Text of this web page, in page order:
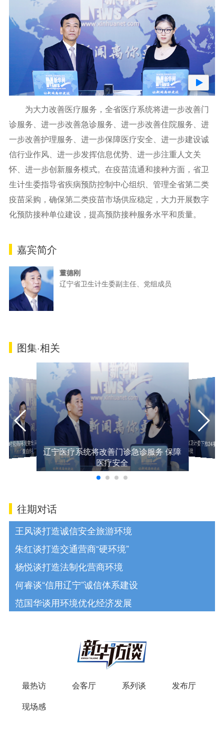
为大力改善医疗服务，全省医疗系统将进一步改善门
诊服务、进一步改善急诊服务、进一步改善住院服务、进
一步改善护理服务、进一步保障医疗安全、进一步建设诚
信行业作风、进一步发挥信息优势、进一步注重人文关
怀、进一步创新服务模式。在疫苗流通和接种方面，省卫
生计生委指导省疾病预防控制中心组织、管理全省第二类
疫苗采购，确保第二类疫苗市场供应稳定，大力开展数字
化预防接种单位建设，提高预防接种服务水平和质量。
嘉宾简介
董德刚
辽宁省卫生计生委副主任、党组成员
图集·相关
针对营商环境突出问题 辽宁省卫计委自
查自纠、转变作风辽宁医疗系统将改善门诊急诊服务 保障
医疗安全
优化营商环境 辽宁省卫计委下放24项行
政审批
往期对话
王风谈打造诚信安全旅游环境
朱红谈打造交通营商“硬环境”
杨悦谈打造法制化营商环境
何睿谈“信用辽宁”诚信体系建设
范国华谈用环境优化经济发展
最热访 会客厅 系列谈
发布厅
现场感